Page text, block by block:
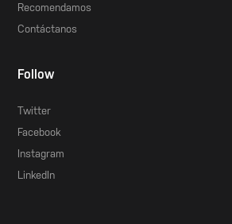
Recomendamos
Contáctanos
Follow
Twitter
Facebook
Instagram
LinkedIn